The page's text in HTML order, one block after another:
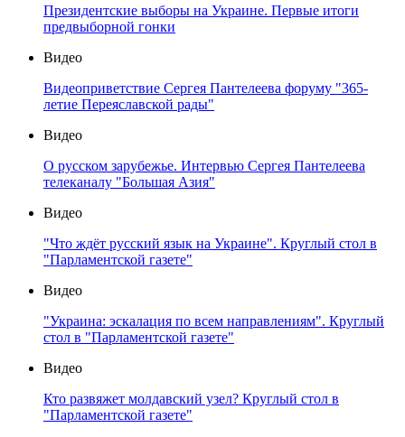
Президентские выборы на Украине. Первые итоги
предвыборной гонки
Видео
Видеоприветствие Сергея Пантелеева форуму "365-
летие Переяславской рады"
Видео
О русском зарубежье. Интервью Сергея Пантелеева
телеканалу "Большая Азия"
Видео
"Что ждёт русский язык на Украине". Круглый стол в
"Парламентской газете"
Видео
"Украина: эскалация по всем направлениям". Круглый
стол в "Парламентской газете"
Видео
Кто развяжет молдавский узел? Круглый стол в
"Парламентской газете"